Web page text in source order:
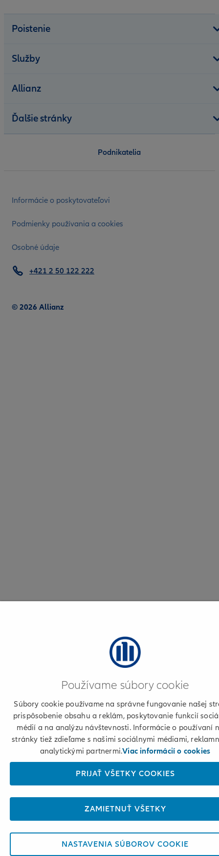
Poistenie
Služby
Allianz
Ďalšie stránky
Informácie o poskytovateľovi
Podmienky používania a cookies
Osobné údaje
© 2026 Allianz
+421 2 50 122 222
Podnikatelia
Používame súbory cookie
Súbory cookie používame na správne fungovanie našej
prispôsobenie obsahu a reklám, poskytovanie funkcií
médií a na analýzu návštevnosti. Informácie o používaní
stránky tiež zdieľame s našimi sociálnymi médiami,
analytickými partnermi.Viac informácií o cookies
PRIJAŤ VŠETKY COOKIES
ZAMIETNUŤ VŠETKY
NASTAVENIA SÚBOROV COOKIE